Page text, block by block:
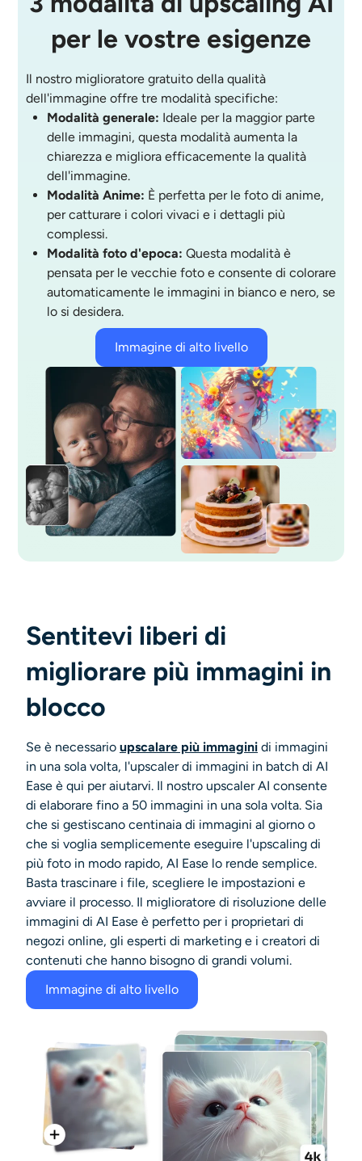
per le vostre esigenze
Il nostro miglioratore gratuito della qualità
dell'immagine offre tre modalità specifiche:
Modalità generale: Ideale per la maggior parte
delle immagini, questa modalità aumenta la
chiarezza e migliora efficacemente la qualità
dell'immagine.
Modalità Anime: È perfetta per le foto di anime,
per catturare i colori vivaci e i dettagli più
complessi.
Modalità foto d'epoca: Questa modalità è
pensata per le vecchie foto e consente di colorare
automaticamente le immagini in bianco e nero, se
lo si desidera.
Immagine di alto livello
Sentitevi liberi di
migliorare più immagini in
blocco
Se è necessario upscalare più immagini di immagini
in una sola volta, l'upscaler di immagini in batch di AI
Ease è qui per aiutarvi. Il nostro upscaler AI consente
di elaborare fino a 50 immagini in una sola volta. Sia
che si gestiscano centinaia di immagini al giorno o
che si voglia semplicemente eseguire l'upscaling di
più foto in modo rapido, AI Ease lo rende semplice.
Basta trascinare i file, scegliere le impostazioni e
avviare il processo. Il miglioratore di risoluzione delle
immagini di AI Ease è perfetto per i proprietari di
negozi online, gli esperti di marketing e i creatori di
contenuti che hanno bisogno di grandi volumi.
Immagine di alto livello